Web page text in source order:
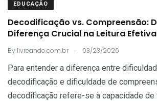
EDUCAÇÃO
Decodificação vs. Compreensão:
Diferença Crucial na Leitura Efetiva
By livreando.com.br . 03/23/2026
Para entender a diferença entre
decodificação e dificuldade de
decodificação refere-se à capacidade de